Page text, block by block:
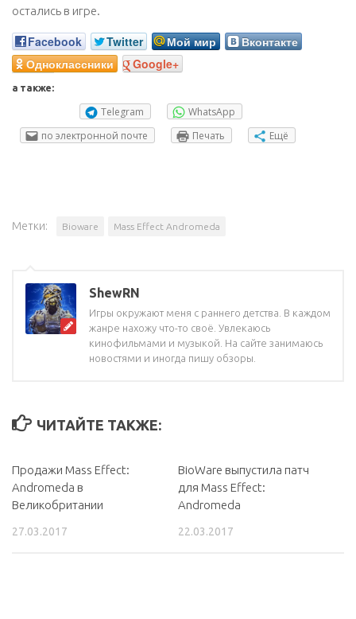
остались в игре.
Facebook Twitter Мой мир
Вконтакте
Одноклассники
Google+
а также:
Telegram
WhatsApp
по электронной почте
Печать Ещё
Метки: Bioware Mass Effect Andromeda
ShewRN
Игры окружают меня с раннего детства. В каждом
жанре нахожу что-то своё. Увлекаюсь
кинофильмами и музыкой. На сайте занимаюсь
новостями и иногда пишу обзоры.
ЧИТАЙТЕ ТАКЖЕ:
Продажи Mass Effect:
Andromeda в
Великобритании
27.03.2017
BioWare выпустила патч
для Mass Effect:
Andromeda
22.03.2017